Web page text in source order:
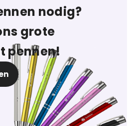
nodig?
grote
pennen!